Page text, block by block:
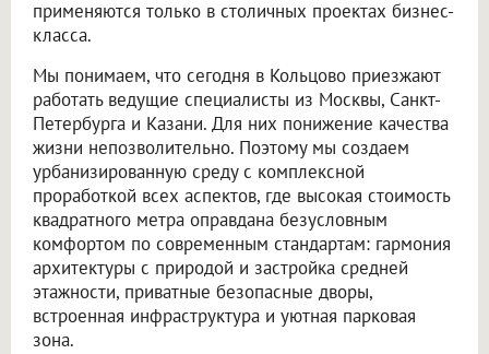
применяются только в столичных проектах бизнес-
класса.
Мы понимаем, что сегодня в Кольцово приезжают
работать ведущие специалисты из Москвы, Санкт-
Петербурга и Казани. Для них понижение качества
жизни непозволительно. Поэтому мы создаем
урбанизированную среду с комплексной
проработкой всех аспектов, где высокая стоимость
квадратного метра оправдана безусловным
комфортом по современным стандартам: гармония
архитектуры с природой и застройка средней
этажности, приватные безопасные дворы,
встроенная инфраструктура и уютная парковая
зона.